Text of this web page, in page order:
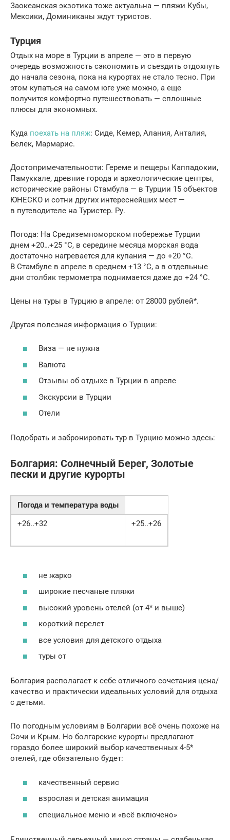
Заокеанская экзотика тоже актуальна — пляжи Кубы,
Мексики, Доминиканы ждут туристов.
Турция
Отдых на море в Турции в апреле — это в первую
очередь возможность сэкономить и съездить отдохнуть
до начала сезона, пока на курортах не стало тесно. При
этом купаться на самом юге уже можно, а еще
получится комфортно путешествовать — сплошные
плюсы для экономных.
Куда поехать на пляж: Сиде, Кемер, Алания, Анталия,
Белек, Мармарис.
Достопримечательности: Гереме и пещеры Каппадокии,
Памуккале, древние города и археологические центры,
исторические районы Стамбула — в Турции 15 объектов
ЮНЕСКО и сотни других интереснейших мест —
в путеводителе на Туристер. Ру.
Погода: На Средиземноморском побережье Турции
днем +20…+25 °C, в середине месяца морская вода
достаточно нагревается для купания — до +20 °C.
В Стамбуле в апреле в среднем +13 °C, а в отдельные
дни столбик термометра поднимается даже до +24 °C.
Цены на туры в Турцию в апреле: от 28000 рублей*.
Другая полезная информация о Турции:
Виза — не нужна
Валюта
Отзывы об отдыхе в Турции в апреле
Экскурсии в Турции
Отели
Подобрать и забронировать тур в Турцию можно здесь:
Болгария: Солнечный Берег, Золотые
пески и другие курорты
Погода и температура воды
+26..+32
+25..+26
не жарко
широкие песчаные пляжи
высокий уровень отелей (от 4* и выше)
короткий перелет
все условия для детского отдыха
туры от
Болгария располагает к себе отличного сочетания цена/
качество и практически идеальных условий для отдыха
с детьми.
По погодным условиям в Болгарии всё очень похоже на
Сочи и Крым. Но болгарские курорты предлагают
гораздо более широкий выбор качественных 4-5*
отелей, где обязательно будет:
качественный сервис
взрослая и детская анимация
специальное меню и «всё включено»